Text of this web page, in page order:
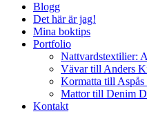
Blogg
Det här är jag!
Mina boktips
Portfolio
Nattvardstextilier:
Vävar till Anders
Kormatta till Aspås
Mattor till Denim
Kontakt